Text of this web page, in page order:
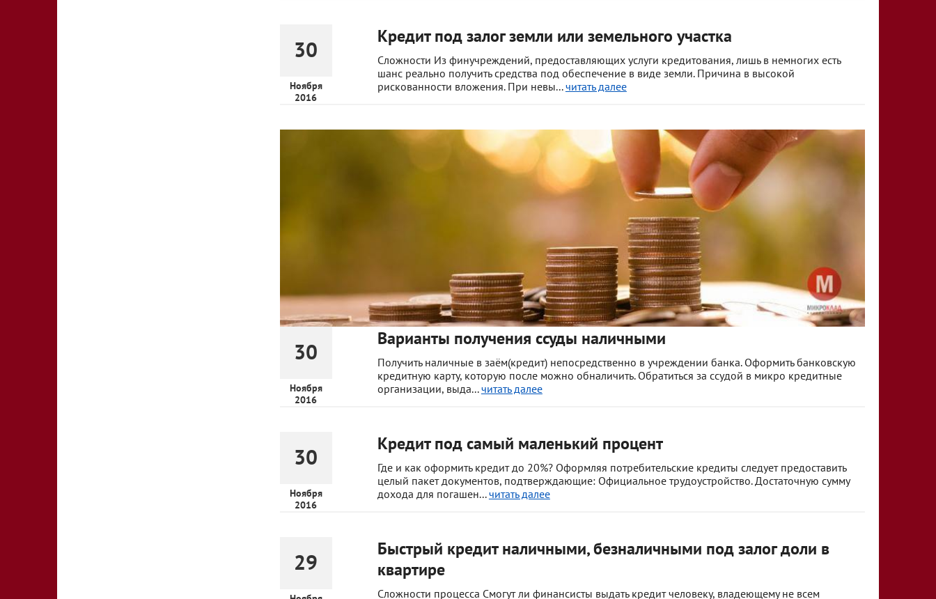
30
Ноября
2016
Кредит под залог земли или земельного участка
Сложности Из финучреждений, предоставляющих услуги кредитования, лишь в немногих есть
шанс реально получить средства под обеспечение в виде земли. Причина в высокой
рискованности вложения. При невы...читать далее
30
Ноября
2016
Варианты получения ссуды наличными
Получить наличные в заём(кредит) непосредственно в учреждении банка. Оформить банковскую
кредитную карту, которую после можно обналичить. Обратиться за ссудой в микро кредитные
организации, выда...читать далее
30
Ноября
2016
Кредит под самый маленький процент
Где и как оформить кредит до 20%? Оформляя потребительские кредиты следует предоставить
целый пакет документов, подтверждающие: Официальное трудоустройство. Достаточную сумму
дохода для погашен...читать далее
29
Быстрый кредит наличными, безналичными под залог доли в
квартире
Сложности процесса Смогут ли финансисты выдать кредит человеку, владеющему не всем